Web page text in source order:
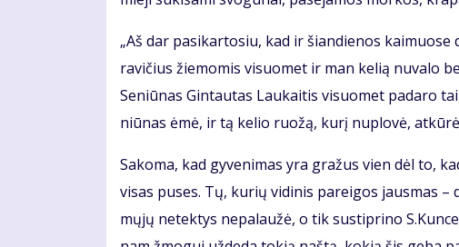
„Aš dar pa­si­kar­to­siu, kad ir šian­die­nos
ra­vi­čius žie­mo­mis vi­suo­met ir man ke­lią nu­va­lo
Se­niū­nas Gin­tau­tas Lau­kai­tis vi­suo­met pa­da­ro
niū­nas ėmė, ir tą ke­lio ruo­žą, ku­rį nu­plo­vė,
Sa­ko­ma, kad gy­ve­ni­mas yra gra­žus vien dėl to,
vi­sas pu­ses. Tų, ku­rių vi­di­nis pa­rei­gos jaus­mas
mų­jų ne­tek­tys ne­pa­lau­žė, o tik su­stip­ri­no